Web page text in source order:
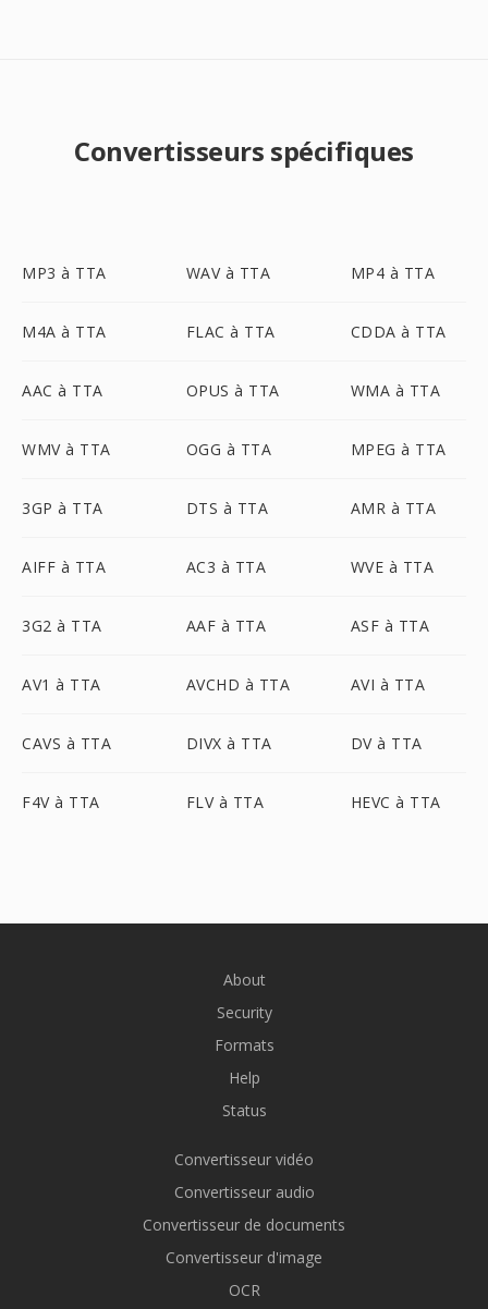
Convertisseurs spécifiques
MP3 à TTA WAV à TTA MP4 à TTA
M4A à TTA FLAC à TTA CDDA à TTA
AAC à TTA OPUS à TTA WMA à TTA
WMV à TTA OGG à TTA MPEG à TTA
3GP à TTA DTS à TTA AMR à TTA
AIFF à TTA AC3 à TTA WVE à TTA
3G2 à TTA AAF à TTA ASF à TTA
AV1 à TTA AVCHD à TTA AVI à TTA
CAVS à TTA DIVX à TTA DV à TTA
F4V à TTA FLV à TTA HEVC à TTA
About
Security
Formats
Help
Status
Convertisseur vidéo
Convertisseur audio
Convertisseur de documents
Convertisseur d'image
OCR